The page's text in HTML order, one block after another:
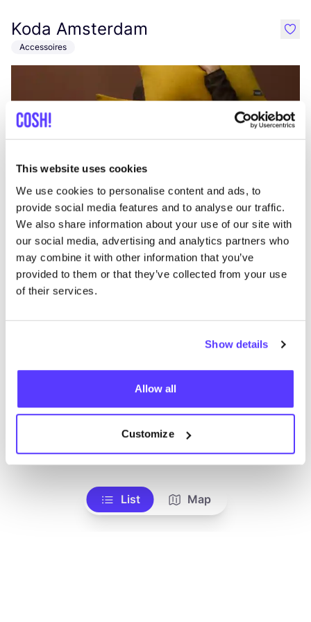
This website uses cookies
We use cookies to personalise content and ads, to
provide social media features and to analyse our traffic.
We also share information about your use of our site with
our social media, advertising and analytics partners who
may combine it with other information that you’ve
provided to them or that they’ve collected from your use
of their services.
Show details
Allow all
Customize
Koda Amsterdam
Accessoires
Zur Route hinzufügen Besuche Webshop
like
Het Faire Oosten
Waldenlaan 208, Amsterdam
Kleidung Schuhe
List Map